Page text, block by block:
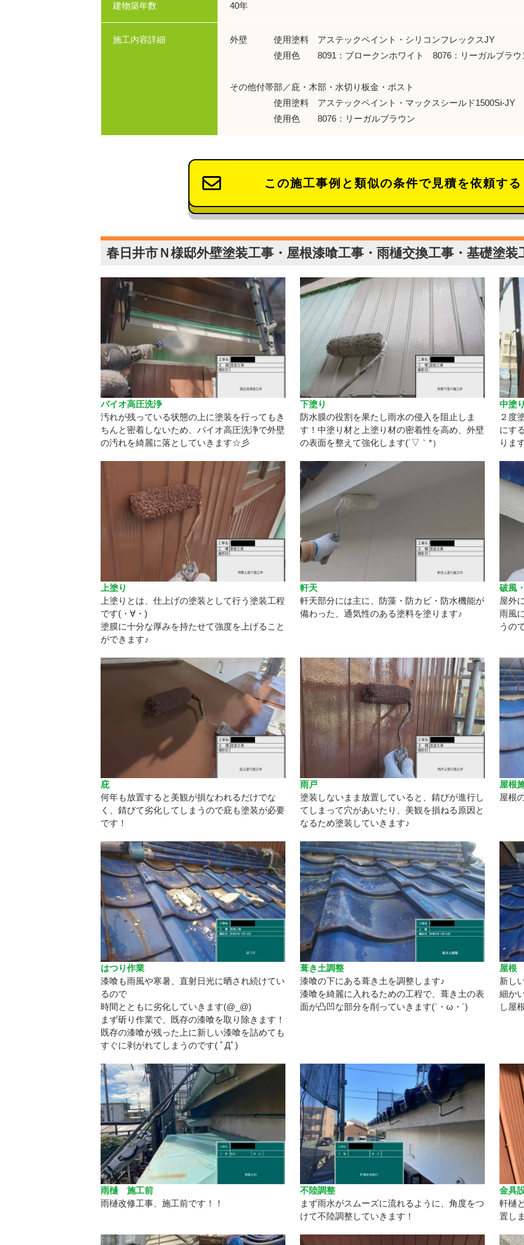
建物築年数 40年
施工内容詳細
外壁 使用塗料 アステックペイント・シリコンフレックスJY
使用色 8091：ブロークンホワイト 8076：リーガルブラウ
その他付帯部／庇・木部・水切り板金・ポスト
使用塗料 アステックペイント・マックスシールド1500Si-JY
使用色 8076：リーガルブラウン
この施工事例と類似の条件で見積を依頼する
春日井市Ｎ様邸外壁塗装工事・屋根漆喰工事・雨樋交換工事・基礎塗装
バイオ高圧洗浄
汚れが残っている状態の上に塗装を行ってもき
ちんと密着しないため、バイオ高圧洗浄で外壁
の汚れを綺麗に落としていきます☆彡
下塗り
防水膜の役割を果たし雨水の侵入を阻止しま
す！中塗り材と上塗り材の密着性を高め、外壁
の表面を整えて強化します(´▽｀*）
中塗
２度
にす
りま
上塗り
上塗りとは、仕上げの塗装として行う塗装工程
です(・∀・)
塗膜に十分な厚みを持たせて強度を上げること
ができます♪
軒天
軒天部分には主に、防藻・防カビ・防水機能が
備わった、通気性のある塗料を塗ります♪
破風
屋外
雨風
うの
庇
何年も放置すると美観が損なわれるだけでな
く、錆びて劣化してしまうので庇も塗装が必要
です！
雨戸
塗装しないまま放置していると、錆びが進行し
てしまって穴があいたり、美観を損ねる原因と
なるため塗装していきます♪
屋根
屋根
はつり作業
漆喰も雨風や寒暑、直射日光に晒され続けてい
るので
時間とともに劣化していきます(@_@)
まず斫り作業で、既存の漆喰を取り除きます！
既存の漆喰が残った上に新しい漆喰を詰めても
すぐに剥がれてしまうのです( ﾟДﾟ)
葺き土調整
漆喰の下にある葺き土を調整します♪
漆喰を綺麗に入れるための工程で、葺き土の表
面が凸凹な部分を削っていきます(`・ω・´)
屋根
新し
細か
し屋
雨樋 施工前
雨樋改修工事、施工前です！！
不陸調整
まず雨水がスムーズに流れるように、角度をつ
けて不陸調整していきます！
金具
軒樋
置し